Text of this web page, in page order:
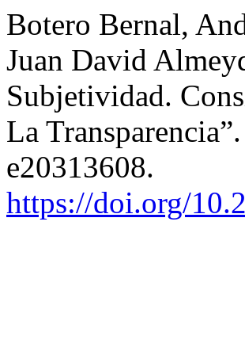
Botero Bernal,
Juan David
Subjetividad.
La Transparencia”.
e20313608.
https://doi.org/